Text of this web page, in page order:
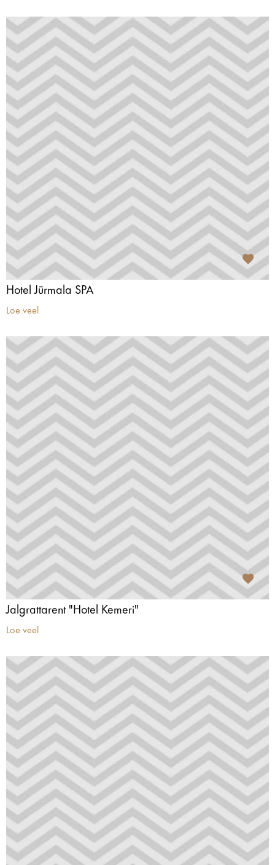
Hotel Jūrmala SPA
Loe veel
Jalgrattarent "Hotel Kemeri"
Loe veel